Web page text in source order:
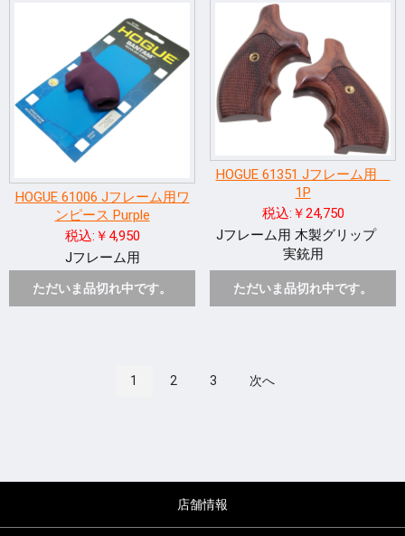
HOGUE 61006 Jフレーム用ワ
ンピース Purple
税込:￥4,950
Jフレーム用
ただいま品切れ中です。
HOGUE 61351 Jフレーム用
1P
税込:￥24,750
Jフレーム用 木製グリップ
実銃用
ただいま品切れ中です。
1 2 3 次へ
店舗情報